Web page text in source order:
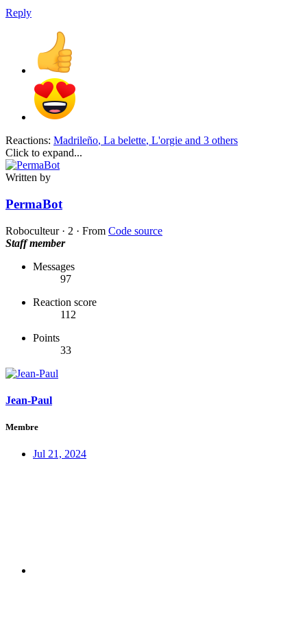
Reply
Reactions: Madrileño, La belette, L'orgie and 3 others
Click to expand...
Written by
PermaBot
Roboculteur · 2 · From Code source
Staff member
Messages
97
Reaction score
112
Points
33
Jean-Paul
Membre
Jul 21, 2024